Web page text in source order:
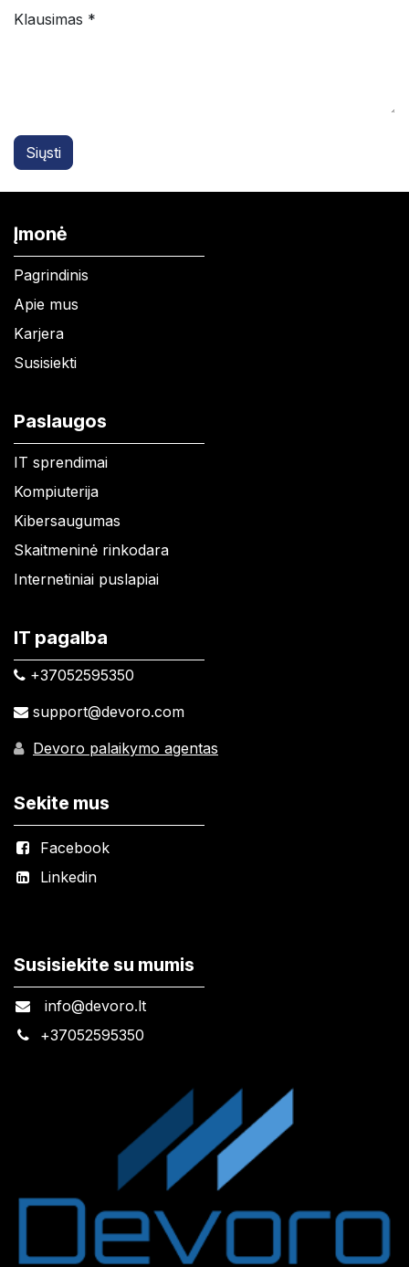
Klausimas *
Siųsti
Įmonė
Pagrindinis
Apie mus
Karjera
Susisiekti
Paslaugos
IT sprendimai
Kompiuterija
Kibersaugumas
Skaitmeninė rinkodara
Internetiniai puslapiai
IT pagalba
+37052595350​
support@devoro.com
Devoro palaikymo agentas
Sekite mus
Facebook
Linkedin
Susisiekite su mumis
info@devoro.lt
+37052595350